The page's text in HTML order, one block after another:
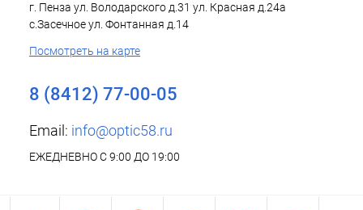
г. Пенза ул. Володарского д.31 ул. Красная д.24а
с.Засечное ул. Фонтанная д.14
Посмотреть на карте
8 (8412) 77-00-05
Email: info@optic58.ru
ЕЖЕДНЕВНО С 9:00 ДО 19:00